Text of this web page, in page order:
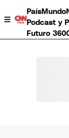
PaísMundo
Podcast y
Futuro 360